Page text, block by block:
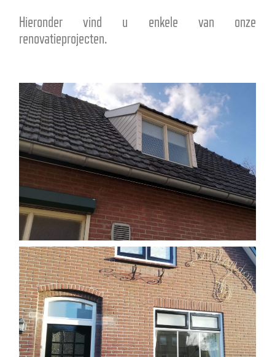
Hieronder vind u enkele van onze
renovatieprojecten.